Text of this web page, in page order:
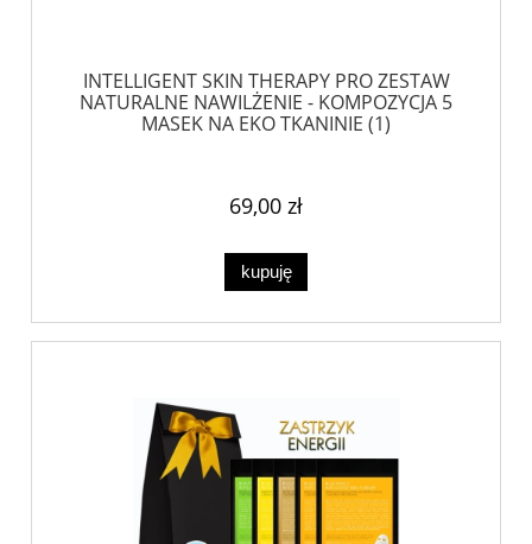
INTELLIGENT SKIN THERAPY PRO ZESTAW
NATURALNE NAWILŻENIE - KOMPOZYCJA 5
MASEK NA EKO TKANINIE (1)
69,00 zł
kupuję